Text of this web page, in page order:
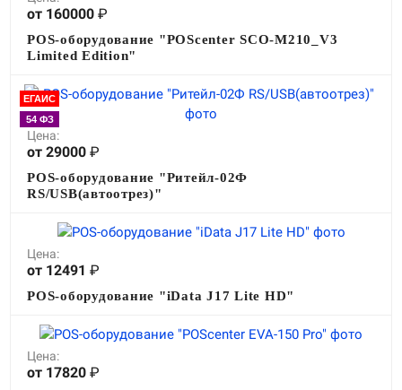
от 160000 ₽
POS-оборудование "POScenter SCO-M210_V3
Limited Edition"
ЕГАИС
54 ФЗ
Цена:
от 29000 ₽
POS-оборудование "Ритейл-02Ф
RS/USB(автоотрез)"
Цена:
от 12491 ₽
POS-оборудование "iData J17 Lite HD"
Цена:
от 17820 ₽